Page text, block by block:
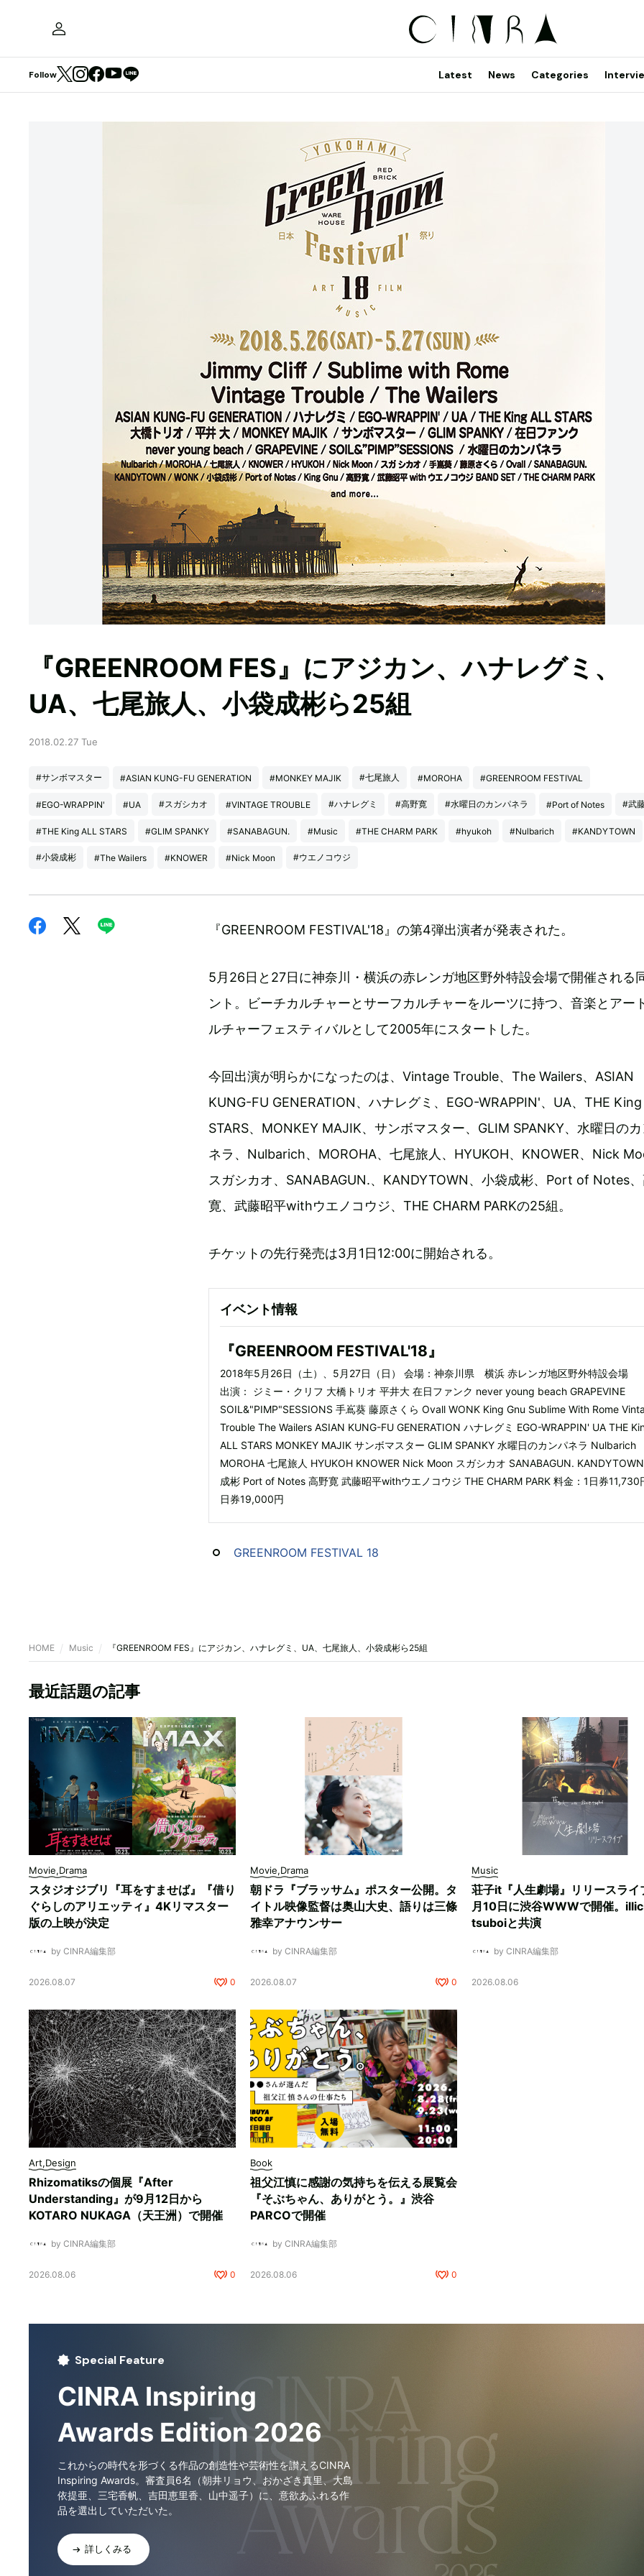
Follow Latest News Categories
『GREENROOM FES』にアジカン、ハナレグミ、
UA、七尾旅人、小袋成彬ら25組
2018.02.27 Tue
#サンボマスター #ASIAN KUNG-FU GENERATION #MONKEY MAJIK #七尾旅人 #MOROHA #GREENROOM FESTIVAL
#EGO-WRAPPIN' #UA #スガシカオ #VINTAGE TROUBLE #ハナレグミ #高野寛 #水曜日のカンパネラ #Port of Notes #武
#THE King ALL STARS #GLIM SPANKY #SANABAGUN. #Music #THE CHARM PARK #hyukoh #Nulbarich #KANDYTOWN
#小袋成彬 #The Wailers #KNOWER #Nick Moon #ウエノコウジ
『GREENROOM FESTIVAL'18』の第4弾出演者が発表された。
5月26日と27日に神奈川・横浜の赤レンガ地区野外特設会場で開催される
ント。ビーチカルチャーとサーフカルチャーをルーツに持つ、音楽とアー
ルチャーフェスティバルとして2005年にスタートした。
今回出演が明らかになったのは、Vintage Trouble、The Wailers、ASIAN
KUNG-FU GENERATION、ハナレグミ、EGO-WRAPPIN'、UA、THE
STARS、MONKEY MAJIK、サンボマスター、GLIM SPANKY、水曜日の
ネラ、Nulbarich、MOROHA、七尾旅人、HYUKOH、KNOWER、Nick
スガシカオ、SANABAGUN.、KANDYTOWN、小袋成彬、Port of Notes
寛、武藤昭平withウエノコウジ、THE CHARM PARKの25組。
チケットの先行発売は3月1日12:00に開始される。
イベント情報
『GREENROOM FESTIVAL'18』
2018年5月26日（土）、5月27日（日） 会場：神奈川県 横浜 赤レンガ地区野外特設会場
出演： ジミー・クリフ 大橋トリオ 平井大 在日ファンク never young beach GRAPEVINE
SOIL&"PIMP"SESSIONS 手嶌葵 藤原さくら Ovall WONK King Gnu Sublime With Rome
Trouble The Wailers ASIAN KUNG-FU GENERATION ハナレグミ EGO-WRAPPIN' UA THE
ALL STARS MONKEY MAJIK サンボマスター GLIM SPANKY 水曜日のカンパネラ Nulbarich
MOROHA 七尾旅人 HYUKOH KNOWER Nick Moon スガシカオ SANABAGUN.
成彬 Port of Notes 高野寛 武藤昭平withウエノコウジ THE CHARM PARK 料金：1日券
日券19,000円
GREENROOM FESTIVAL 18
HOME Music 『GREENROOM FES』にアジカン、ハナレグミ、UA、七尾旅人、小袋成彬ら25組
最近話題の記事
Movie,Drama
スタジオジブリ『耳をすませば』『借り
ぐらしのアリエッティ』4Kリマスター
版の上映が決定
by CINRA編集部
2026.08.07 0
Movie,Drama
朝ドラ『ブラッサム』ポスター公開。タ
イトル映像監督は奥山大史、語りは三條
雅幸アナウンサー
by CINRA編集部
2026.08.07 0
Music
荘子it『人生劇場』リリースライ
月10日に渋谷WWWで開催。
tsuboiと共演
by CINRA編集部
2026.08.06
Art,Design
Rhizomatiksの個展『After
Understanding』が9月12日から
KOTARO NUKAGA（天王洲）で開催
by CINRA編集部
2026.08.06 0
Book
祖父江慎に感謝の気持ちを伝える展覧会
『そぶちゃん、ありがとう。』渋谷
PARCOで開催
by CINRA編集部
2026.08.06 0
Special Feature
CINRA Inspiring
Awards Edition 2026
これからの時代を形づくる作品の創造性や芸術性を讃えるCINRA
Inspiring Awards。審査員6名（朝井リョウ、おかざき真里、大島
依提亜、三宅香帆、吉田恵里香、山中遥子）に、意欲あふれる作
品を選出していただいた。
詳しくみる